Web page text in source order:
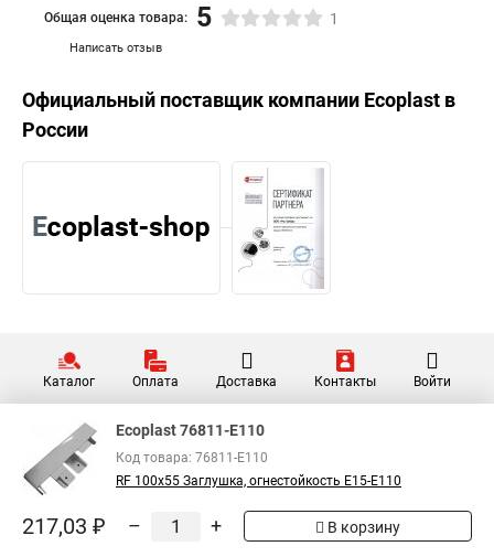
Написать отзыв
Общая оценка товара: 5 1
Официальный поставщик компании Ecoplast в
России
Каталог Оплата Доставка Контакты Войти
Ecoplast 76811-E110
Код товара: 76811-E110
RF 100х55 Заглушка, огнестойкость E15-E110
217,03 ₽ – + В корзину